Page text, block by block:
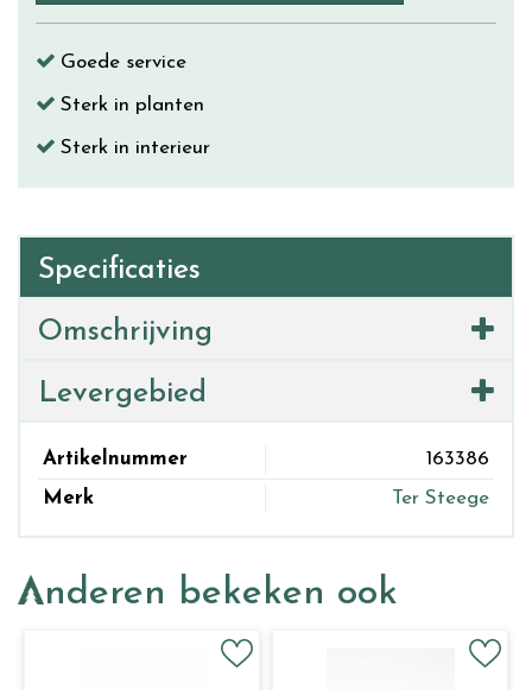
Goede service
Sterk in planten
Sterk in interieur
Specificaties
Omschrijving
Levergebied
Artikelnummer
163386
Merk
Ter Steege
Anderen bekeken ook